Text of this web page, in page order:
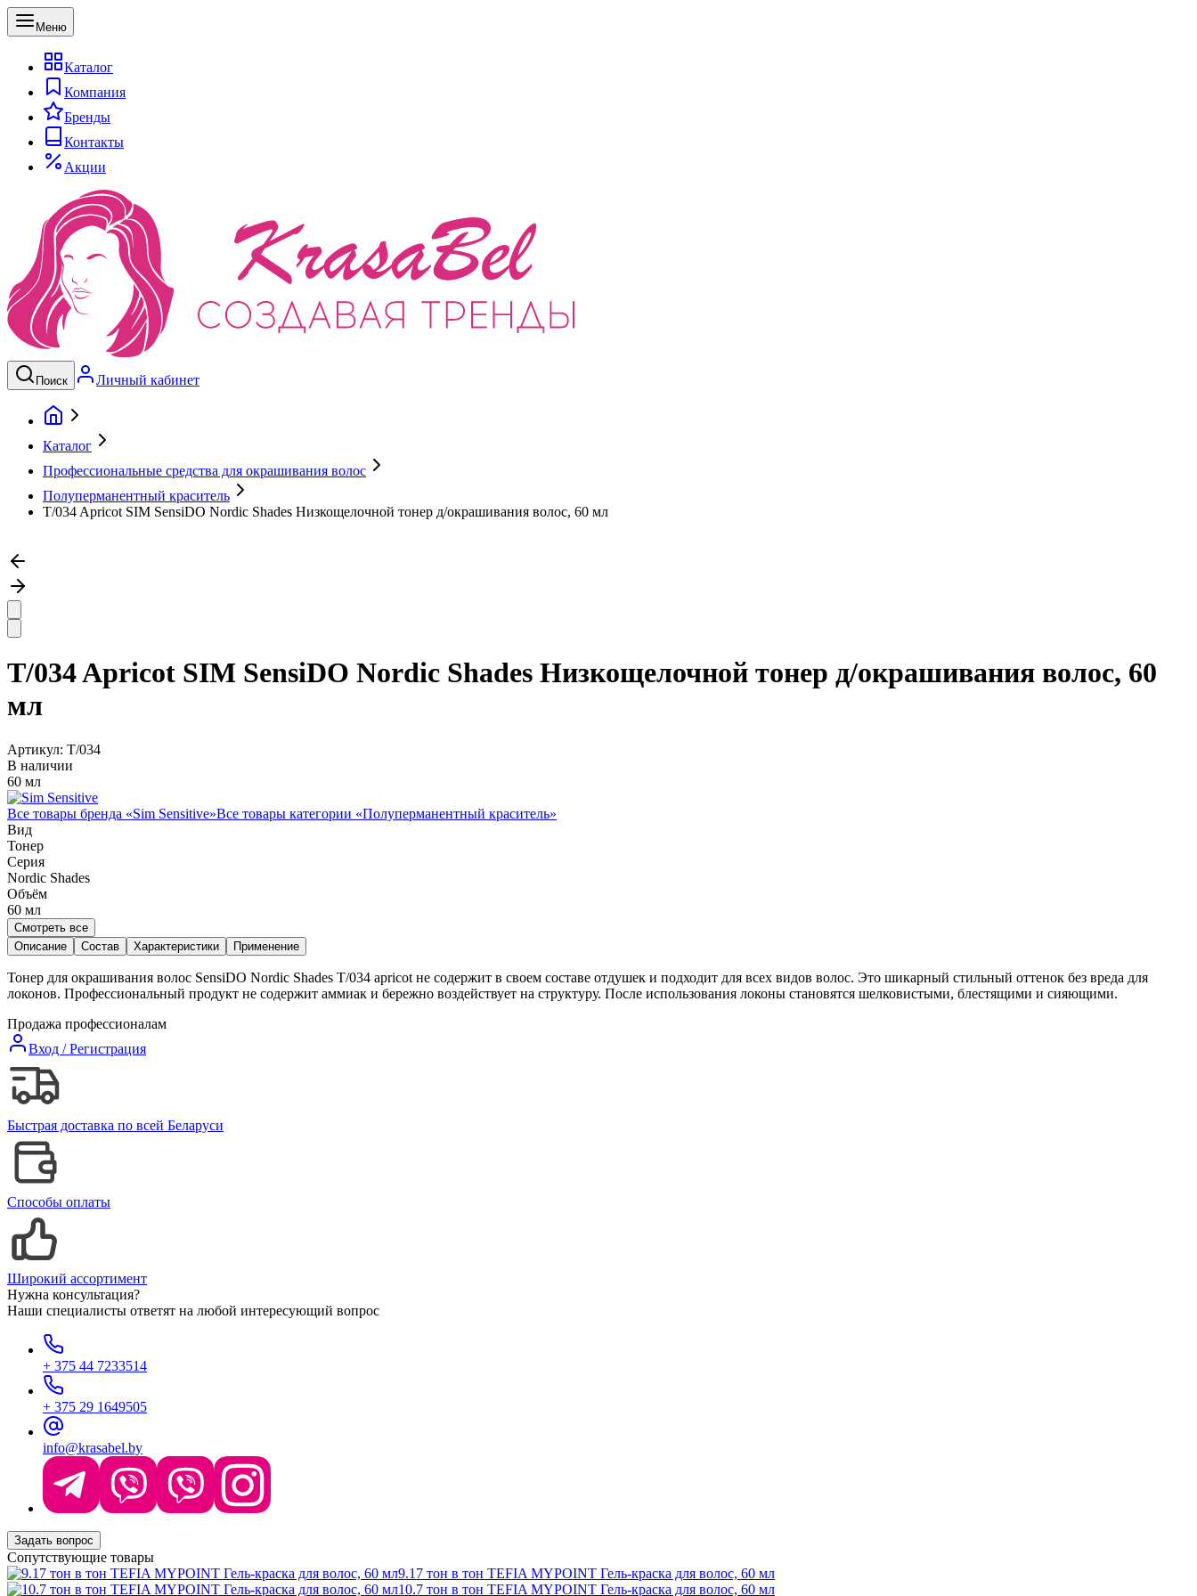
Меню
Каталог
Компания
Бренды
Контакты
Акции
Поиск Личный кабинет
Каталог
Профессиональные средства для окрашивания волос
Полуперманентный краситель
T/034 Apricot SIM SensiDO Nordic Shades Низкощелочной тонер д/окрашивания волос, 60 мл
T/034 Apricot SIM SensiDO Nordic Shades Низкощелочной тонер д/окрашивания волос, 60
мл
Артикул: T/034
В наличии
60 мл
Все товары бренда «Sim Sensitive»Все товары категории «Полуперманентный краситель»
Вид
Тонер
Серия
Nordic Shades
Объём
60 мл
Смотреть все
Описание
Состав Характеристики Применение
Тонер для окрашивания волос SensiDO Nordic Shades T/034 apricot не содержит в своем составе отдушек и подходит для всех видов волос. Это шикарный стильный оттенок без вреда для
локонов. Профессиональный продукт не содержит аммиак и бережно воздействует на структуру. После использования локоны становятся шелковистыми, блестящими и сияющими.
Продажа профессионалам
Вход / Регистрация
Быстрая доставка по всей Беларуси
Способы оплаты
Широкий ассортимент
Нужна консультация?
Наши специалисты ответят на любой интересующий вопрос
+ 375 44 7233514
+ 375 29 1649505
info@krasabel.by
Задать вопрос
Сопутствующие товары
9.17 тон в тон TEFIA MYPOINT Гель-краска для волос, 60 мл
10.7 тон в тон TEFIA MYPOINT Гель-краска для волос, 60 мл